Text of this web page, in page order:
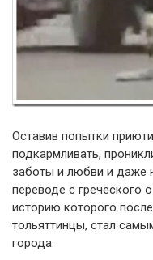
Оставив попытки
подкармливать,
заботы и любви и даже
переводе с греческого
историю которого
тольяттинцы, стал
города.